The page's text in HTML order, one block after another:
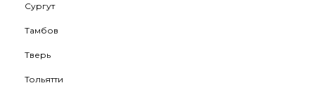
Сургут
Тамбов
Тверь
Тольятти